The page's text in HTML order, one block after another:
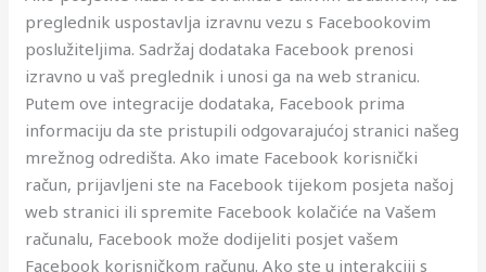
preglednik uspostavlja izravnu vezu s Facebookovim
poslužiteljima. Sadržaj dodataka Facebook prenosi
izravno u vaš preglednik i unosi ga na web stranicu.
Putem ove integracije dodataka, Facebook prima
informaciju da ste pristupili odgovarajućoj stranici našeg
mrežnog odredišta. Ako imate Facebook korisnički
račun, prijavljeni ste na Facebook tijekom posjeta našoj
web stranici ili spremite Facebook kolačiće na Vašem
računalu, Facebook može dodijeliti posjet vašem
Facebook korisničkom računu. Ako ste u interakciji s